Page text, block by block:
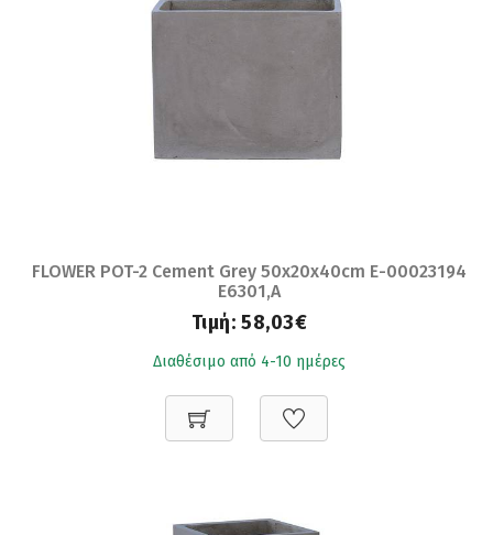
FLOWER POT-2 Cement Grey 50x20x40cm Ε-00023194
Ε6301,A
Τιμή: 58,03€
Διαθέσιμο από 4-10 ημέρες